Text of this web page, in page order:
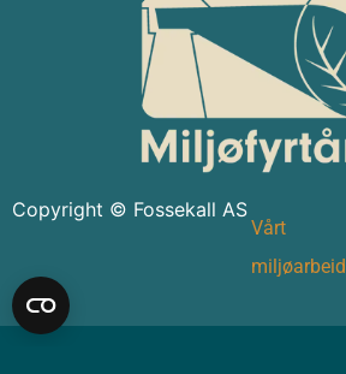
Copyright © Fossekall AS
Vårt
miljøarbeid